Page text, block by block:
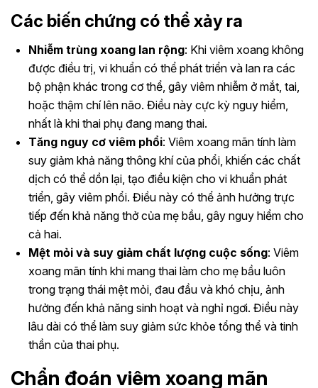
Các biến chứng có thể xảy ra
Nhiễm trùng xoang lan rộng: Khi viêm xoang không
được điều trị, vi khuẩn có thể phát triển và lan ra các
bộ phận khác trong cơ thể, gây viêm nhiễm ở mắt, tai,
hoặc thậm chí lên não. Điều này cực kỳ nguy hiểm,
nhất là khi thai phụ đang mang thai.
Tăng nguy cơ viêm phổi: Viêm xoang mãn tính làm
suy giảm khả năng thông khí của phổi, khiến các chất
dịch có thể dồn lại, tạo điều kiện cho vi khuẩn phát
triển, gây viêm phổi. Điều này có thể ảnh hưởng trực
tiếp đến khả năng thở của mẹ bầu, gây nguy hiểm cho
cả hai.
Mệt mỏi và suy giảm chất lượng cuộc sống: Viêm
xoang mãn tính khi mang thai làm cho mẹ bầu luôn
trong trạng thái mệt mỏi, đau đầu và khó chịu, ảnh
hưởng đến khả năng sinh hoạt và nghỉ ngơi. Điều này
lâu dài có thể làm suy giảm sức khỏe tổng thể và tinh
thần của thai phụ.
Chẩn đoán viêm xoang mãn